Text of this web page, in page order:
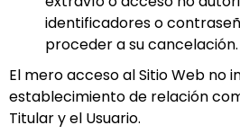
identificadores o
proceder a su cancelación.
El mero acceso al Sitio Web no
establecimiento de relación
Titular y el Usuario.